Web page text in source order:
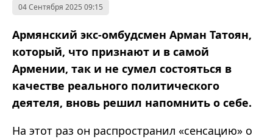
04 Сентября 2025 09:15
Армянский экс-омбудсмен Арман Татоян,
который, что признают и в самой
Армении, так и не сумел состояться в
качестве реального политического
деятеля, вновь решил напомнить о себе.
На этот раз он распространил «сенсацию» о